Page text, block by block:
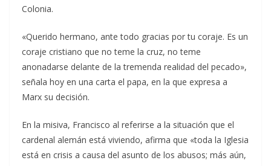
Colonia.
«Querido hermano, ante todo gracias por tu coraje. Es un
coraje cristiano que no teme la cruz, no teme
anonadarse delante de la tremenda realidad del pecado»,
señala hoy en una carta el papa, en la que expresa a
Marx su decisión.
En la misiva, Francisco al referirse a la situación que el
cardenal alemán está viviendo, afirma que «toda la Iglesia
está en crisis a causa del asunto de los abusos; más aún,